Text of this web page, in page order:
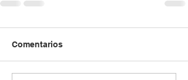
Comentarios